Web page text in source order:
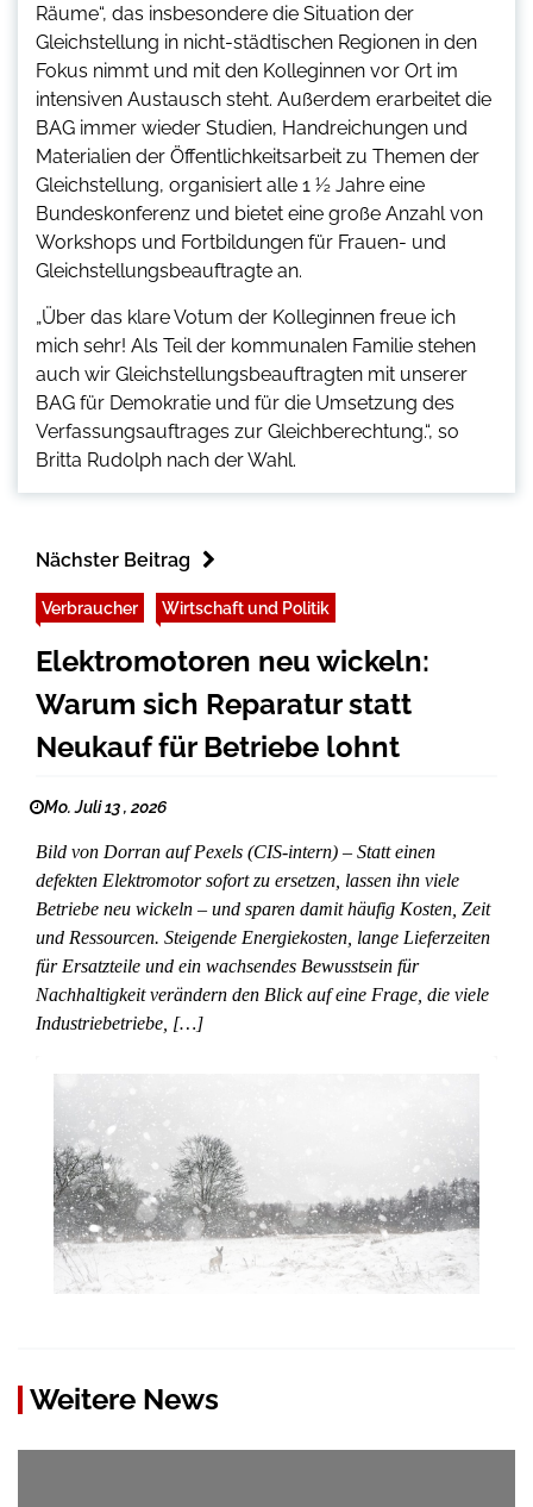
Räume“, das insbesondere die Situation der
Gleichstellung in nicht-städtischen Regionen in den
Fokus nimmt und mit den Kolleginnen vor Ort im
intensiven Austausch steht. Außerdem erarbeitet die
BAG immer wieder Studien, Handreichungen und
Materialien der Öffentlichkeitsarbeit zu Themen der
Gleichstellung, organisiert alle 1 ½ Jahre eine
Bundeskonferenz und bietet eine große Anzahl von
Workshops und Fortbildungen für Frauen- und
Gleichstellungsbeauftragte an.
„Über das klare Votum der Kolleginnen freue ich
mich sehr! Als Teil der kommunalen Familie stehen
auch wir Gleichstellungsbeauftragten mit unserer
BAG für Demokratie und für die Umsetzung des
Verfassungsauftrages zur Gleichberechtung.“, so
Britta Rudolph nach der Wahl.
Nächster Beitrag
Verbraucher Wirtschaft und Politik
Elektromotoren neu wickeln:
Warum sich Reparatur statt
Neukauf für Betriebe lohnt
Mo. Juli 13 , 2026
Bild von Dorran auf Pexels (CIS-intern) – Statt einen
defekten Elektromotor sofort zu ersetzen, lassen ihn viele
Betriebe neu wickeln – und sparen damit häufig Kosten, Zeit
und Ressourcen. Steigende Energiekosten, lange Lieferzeiten
für Ersatzteile und ein wachsendes Bewusstsein für
Nachhaltigkeit verändern den Blick auf eine Frage, die viele
Industriebetriebe, […]
Weitere News